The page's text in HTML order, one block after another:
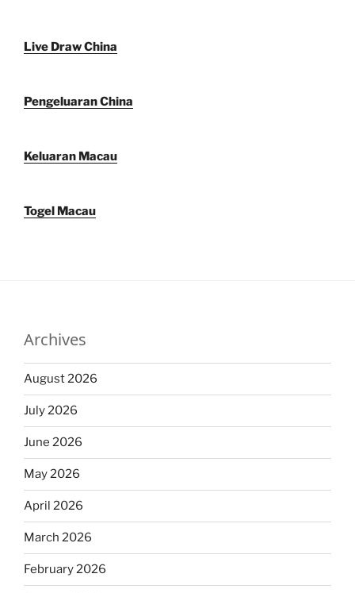
Live Draw China
Pengeluaran China
Keluaran Macau
Togel Macau
Archives
August 2026
July 2026
June 2026
May 2026
April 2026
March 2026
February 2026